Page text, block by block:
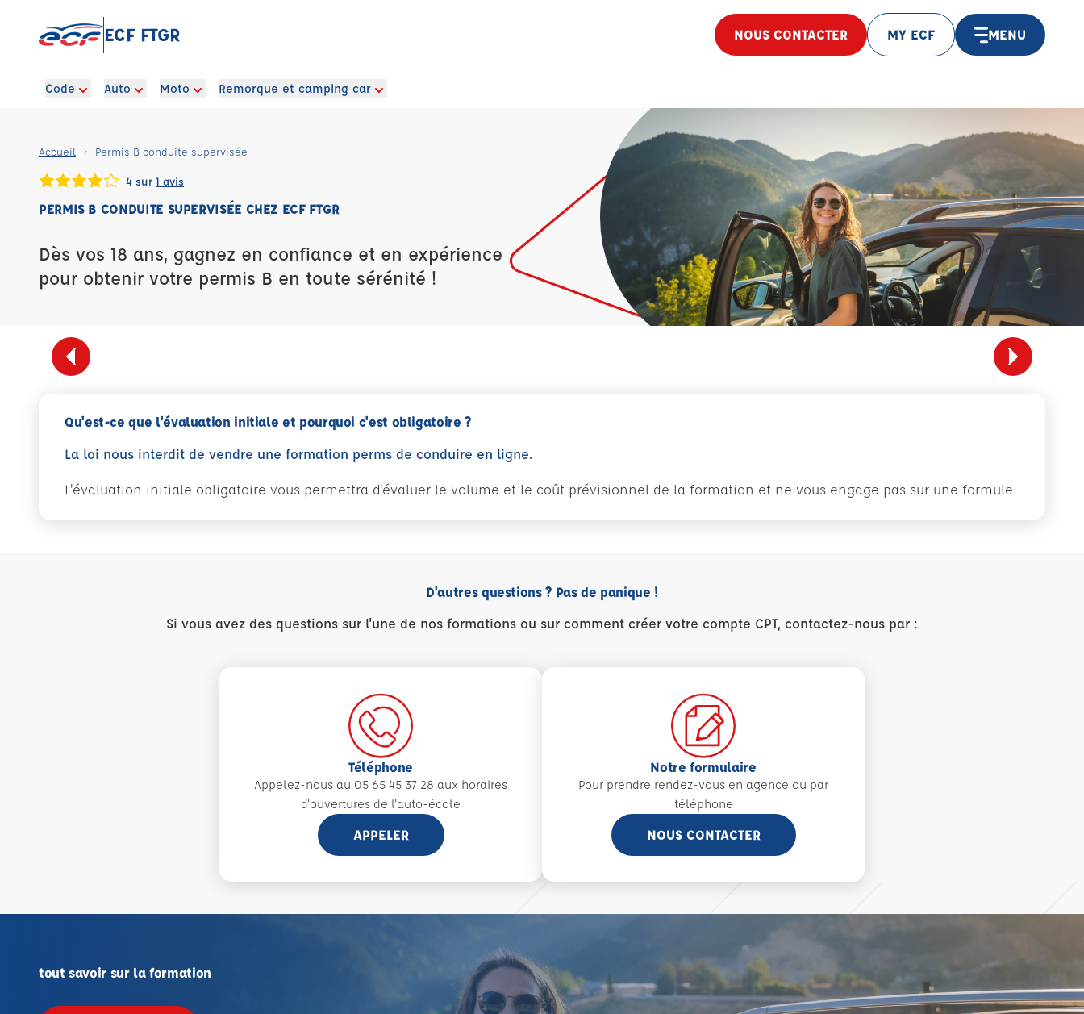
ECF FTGR NOUS CONTACTER MY ECF MENU
Code Auto Moto Remorque et camping car
Accueil Permis B conduite supervisée
4 sur 1 avis
PERMIS B CONDUITE SUPERVISÉE CHEZ ECF FTGR
Dès vos 18 ans, gagnez en confiance et en expérience
pour obtenir votre permis B en toute sérénité !
Qu'est-ce que l'évaluation initiale et pourquoi c'est obligatoire ?
La loi nous interdit de vendre une formation perms de conduire en ligne.
L'évaluation initiale obligatoire vous permettra d'évaluer le volume et le coût prévisionnel de la formation et ne vous engage pas sur une formule
D'autres questions ? Pas de panique !
Si vous avez des questions sur l'une de nos formations ou sur comment créer votre compte CPT, contactez-nous par :
Téléphone
Appelez-nous au 05 65 45 37 28 aux horaires
d'ouvertures de l'auto-école
APPELER
Notre formulaire
Pour prendre rendez-vous en agence ou par
téléphone
NOUS CONTACTER
tout savoir sur la formation